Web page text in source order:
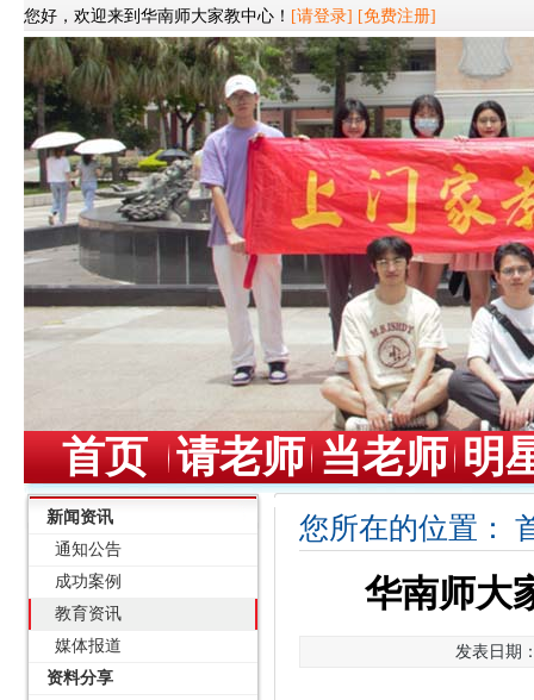
您好，欢迎来到华南师大家教中心！ [请登录] [免费注册]
首页 请老师 当老师 明
新闻资讯
通知公告
成功案例
教育资讯
媒体报道
资料分享
您所在的位置：
华南师大
发表日期